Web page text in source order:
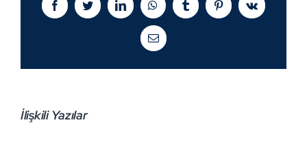
FacebookTwitterLinkedInWhatsAppTumblrPinterestVk
E-
posta
İlişkili Yazılar